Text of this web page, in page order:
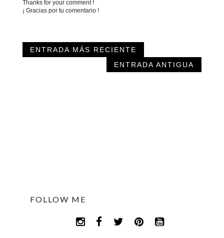
Thanks for your comment !
¡ Gracias por tu comentario !
ENTRADA MÁS RECIENTE
ENTRADA ANTIGUA
FOLLOW ME